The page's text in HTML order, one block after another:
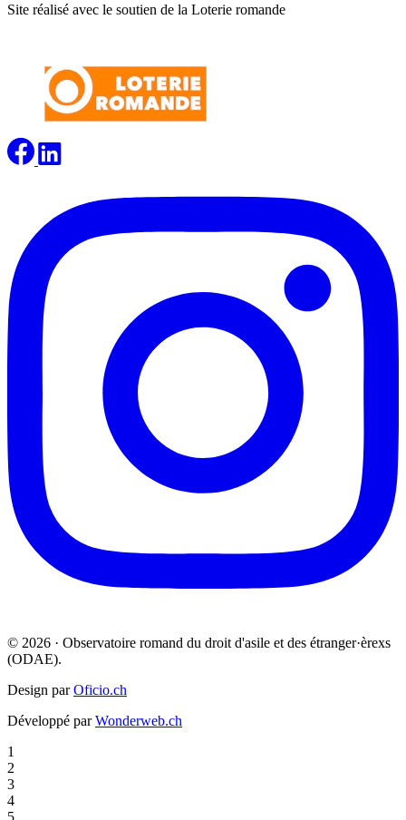
Site réalisé avec le soutien de la Loterie romande
© 2026 · Observatoire romand du droit d'asile et des étranger·èrexs
(ODAE).
Design parOficio.ch
Développé parWonderweb.ch
1
2
3
4
5